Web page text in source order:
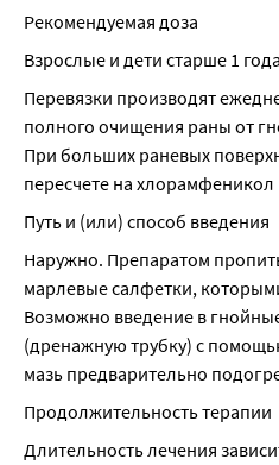
Рекомендуемая доза
Взрослые и дети старше 1
Перевязки производят
полного очищения раны от
При больших раневых
пересчете на
Путь и (или) способ введения
Наружно. Препаратом
марлевые салфетки,
Возможно введение в
(дренажную трубку) с
мазь предварительно
Продолжительность терапии
Длительность лечения